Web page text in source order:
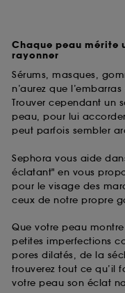
Chaque peau mérite
rayonner
Sérums, masques,
n’aurez que
Trouver cependant un
peau, pour lui
peut parfois sembler
Sephora vous aide
éclatant" en vous
pour le visage des
ceux de notre propre
Que votre peau
petites imperfections
pores dilatés, de la
trouverez tout ce qu’il
votre peau son éclat